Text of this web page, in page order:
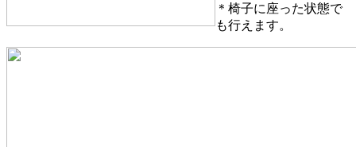
＊椅子に座った状態で
も行えます。